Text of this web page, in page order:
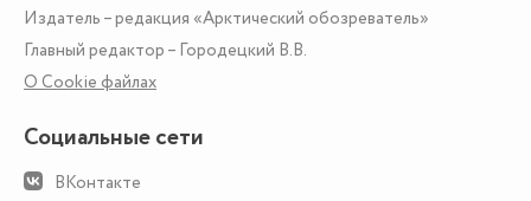
Издатель – редакция «Арктический обозреватель»
Главный редактор – Городецкий В.В.
О Сookie файлах
Социальные сети
ВКонтакте